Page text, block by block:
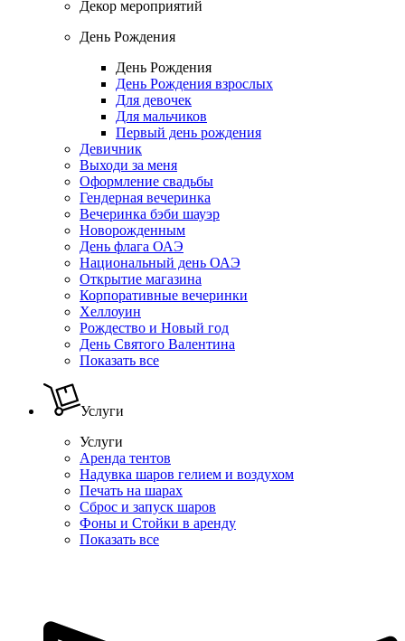
Декор мероприятий
День Рождения
День Рождения
День Рождения взрослых
Для девочек
Для мальчиков
Первый день рождения
Девичник
Выходи за меня
Оформление свадьбы
Гендерная вечеринка
Вечеринка бэби шауэр
Новорожденным
День флага ОАЭ
Национальный день ОАЭ
Открытие магазина
Корпоративные вечеринки
Хеллоуин
Рождество и Новый год
День Святого Валентина
Показать все
Услуги
Услуги
Аренда тентов
Надувка шаров гелием и воздухом
Печать на шарах
Сброс и запуск шаров
Фоны и Стойки в аренду
Показать все